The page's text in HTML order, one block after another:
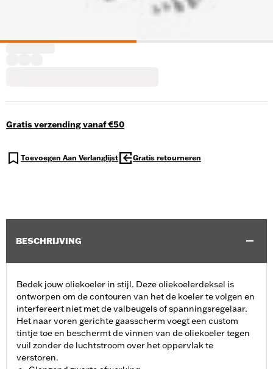
Gratis verzending vanaf €50
Toevoegen Aan Verlanglijst Gratis retourneren
BESCHRIJVING
Bedek jouw oliekoeler in stijl. Deze oliekoelerdeksel is
ontworpen om de contouren van het de koeler te volgen en
interfereert niet met de valbeugels of spanningsregelaar.
Het naar voren gerichte gaasscherm voegt een custom
tintje toe en beschermt de vinnen van de oliekoeler tegen
vuil zonder de luchtstroom over het oppervlak te
verstoren.